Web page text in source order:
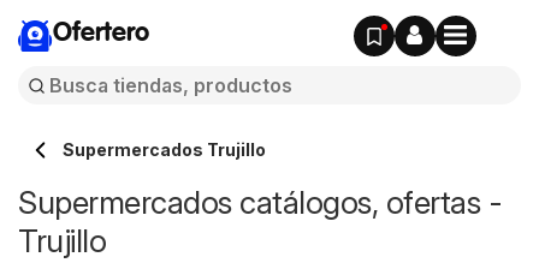
Ofertero
Supermercados Trujillo
Supermercados catálogos, ofertas -
Trujillo